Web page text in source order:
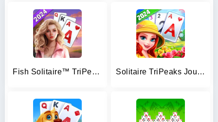
Fish Solitaire™ TriPeaks Solitaire TriPeaks Journey